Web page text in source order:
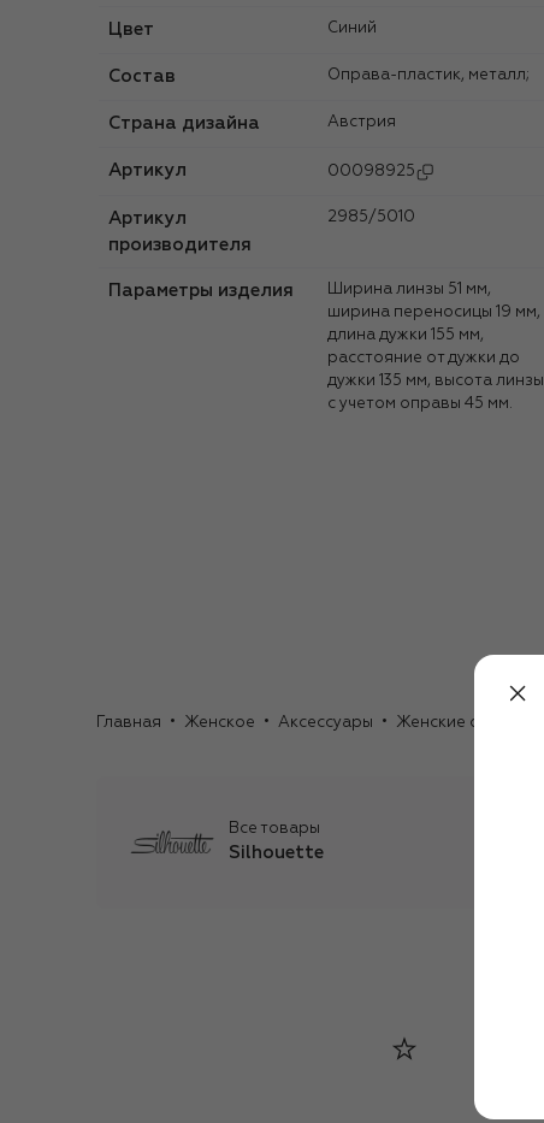
Цвет Синий
Состав Оправа-пластик, металл;
Страна дизайна Австрия
Артикул 00098925
Артикул
производителя
2985/5010
Параметры изделия
Ширина линзы 51 мм,
ширина переносицы 19 мм,
длина дужки 155 мм,
расстояние от дужки до
дужки 135 мм, высота линзы
с учетом оправы 45 мм.
Главная Женское Аксессуары Женские очки
Все товары
Silhouette